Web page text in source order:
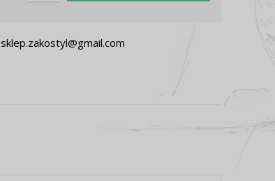
sklep.zakostyl@gmail.com